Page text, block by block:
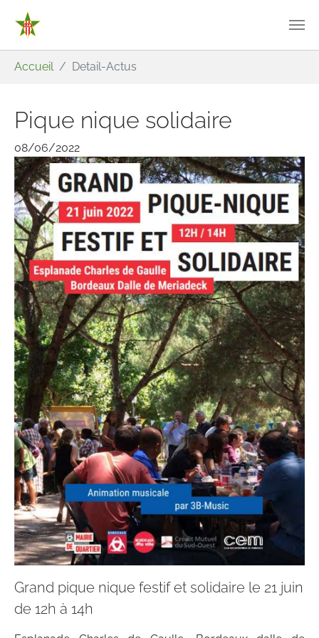
Accueil Detail-Actus
Pique nique solidaire
08/06/2022
Grand pique nique festif et solidaire le 21 juin
de 12h à 14h